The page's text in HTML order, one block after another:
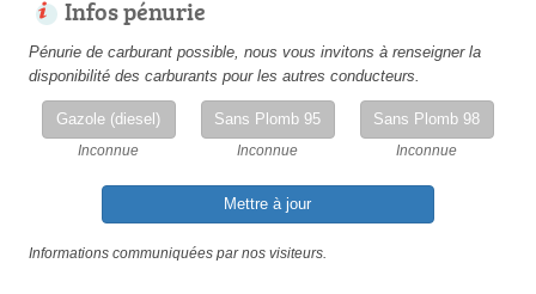
Infos pénurie
Pénurie de carburant possible, nous vous invitons à renseigner la
disponibilité des carburants pour les autres conducteurs.
Gazole (diesel)
Inconnue
Sans Plomb 95
Inconnue
Sans Plomb 98
Inconnue
Mettre à jour
Informations communiquées par nos visiteurs.